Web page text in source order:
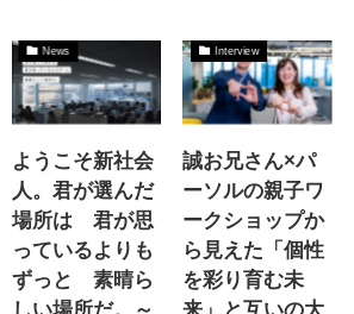
News
ようこそ新社会
人。君が選んだ
場所は 君が思
っているよりも
ずっと 素晴ら
Interview
誠お兄さん×パ
ーソルの親子ワ
ークショップか
ら見えた「個性
を彩り育む未